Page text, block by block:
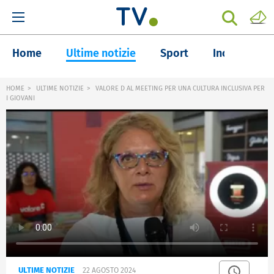
Home Ultime notizie Sport Inchieste
HOME ULTIME NOTIZIE
VALORE D AL MEETING PER UNA CULTURA INCLUSIVA PER
I GIOVANI
ULTIME NOTIZIE 22 AGOSTO 2024